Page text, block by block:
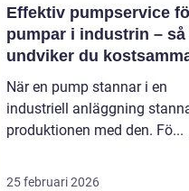
Effektiv pumpservice
pumpar i industrin – så
undviker du
driftstopp
När en pump stannar i en
industriell anläggning
produktionen med den. Fö...
25 februari 2026